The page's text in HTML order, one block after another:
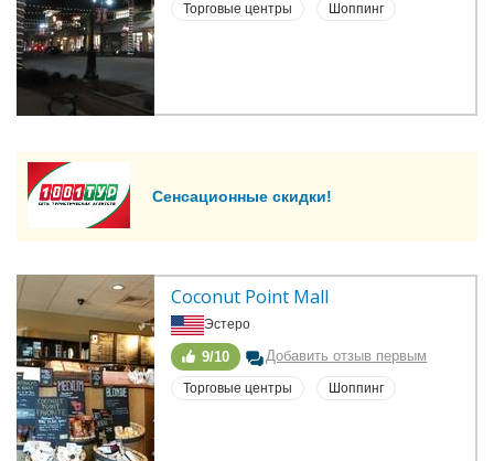
Торговые центры Шоппинг
Сенсационные скидки!
Coconut Point Mall
Эстеро
9/10 Добавить отзыв первым
Торговые центры Шоппинг